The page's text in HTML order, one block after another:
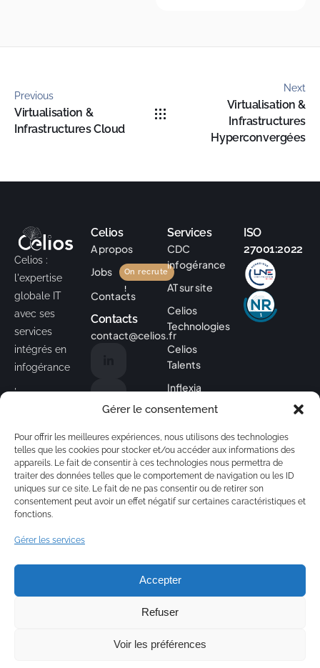
Gérer le consentement
Pour offrir les meilleures expériences, nous utilisons des technologies
telles que les cookies pour stocker et/ou accéder aux informations des
appareils. Le fait de consentir à ces technologies nous permettra de
traiter des données telles que le comportement de navigation ou les ID
uniques sur ce site. Le fait de ne pas consentir ou de retirer son
consentement peut avoir un effet négatif sur certaines caractéristiques et
fonctions.
Gérer les services
Accepter
Refuser
Voir les préférences
Previous
Virtualisation &
Infrastructures Cloud
Next
Virtualisation &
Infrastructures
Hyperconvergées
Celios :
l'expertise
globale IT
avec ses
services
intégrés en
infogérance
innovation
technologiq
ue et
gestion de
talents
Celios
A propos
Jobs
On recrute
!
Contacts
Contacts
contact@celios.fr
Services
CDC
infogérance
AT sur site
Celios
Technologies
Celios
Talents
Inflexia
nouvelles
ISO
27001:2022
© Celios 2026 – Tous droits réservés